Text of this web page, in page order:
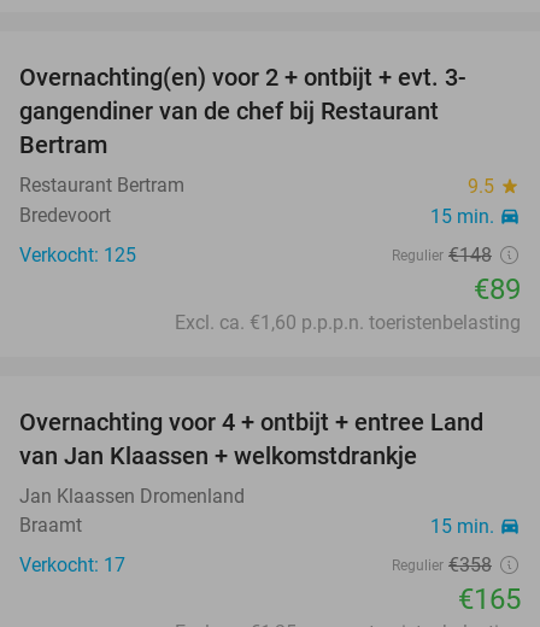
Overnachting(en) voor 2 + ontbijt + evt. 3-
gangendiner van de chef bij Restaurant
Bertram
Restaurant Bertram 9.5 star
Bredevoort 15 min. directions_car
Verkocht: 125 Regulier €148
€89
Excl. ca. €1,60 p.p.p.n. toeristenbelasting
54%
Overnachting voor 4 + ontbijt + entree Land
van Jan Klaassen + welkomstdrankje
Jan Klaassen Dromenland
Braamt
15 min. directions_car
Verkocht: 17 Regulier €358
€165